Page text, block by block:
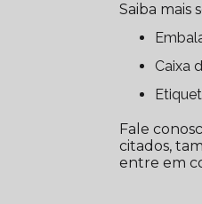
Saiba mais
Fale
citados,
entre em